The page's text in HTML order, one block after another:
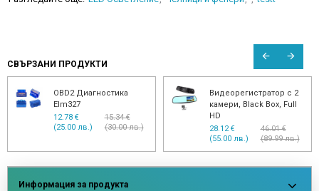
СВЪРЗАНИ ПРОДУКТИ
OBD2 Диагностика
Elm327
12.78 €
(25.00 лв.)
15.34 €
(30.00 лв.)
Видеорегистратор с 2
камери, Black Box, Full
HD
28.12 €
(55.00 лв.)
46.01 €
(89.99 лв.)
Информация за продукта